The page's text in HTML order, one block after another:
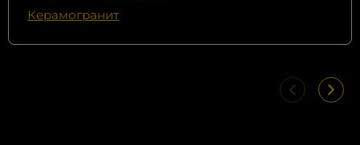
Керамогранит